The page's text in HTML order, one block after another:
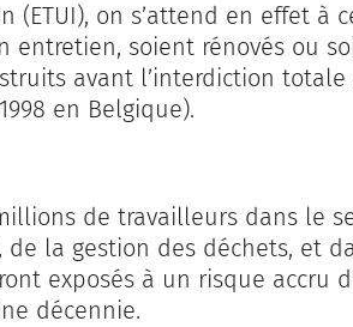
(ETUI), on s’attend en effet à
entretien, soient rénovés ou
avant l’interdiction totale
en Belgique).
de travailleurs dans le
la gestion des déchets, et
exposés à un risque accru
décennie.